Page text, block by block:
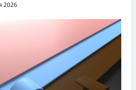
2026